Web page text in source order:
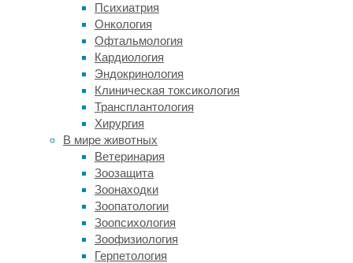
Психиатрия
Онкология
Офтальмология
Кардиология
Эндокринология
Клиническая токсикология
Трансплантология
Хирургия
В мире животных
Ветеринария
Зоозащита
Зоонаходки
Зоопатологии
Зоопсихология
Зоофизиология
Герпетология
клетки
глиобластомы,
одного
из
видов
опухолей
мозга,
по-
разному
пользуются
глюкозой.
Мы
знаем,
что
глюкоза